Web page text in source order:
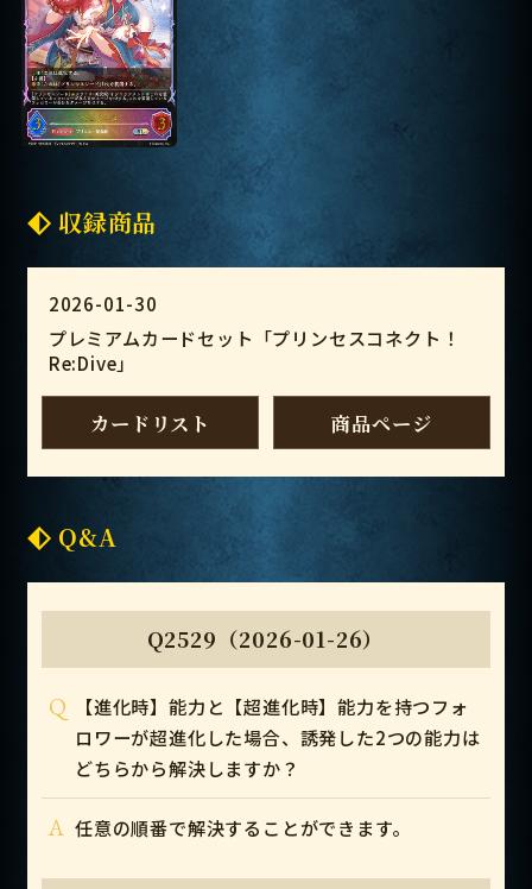
収録商品
2026-01-30
プレミアムカードセット「プリンセスコネクト！
Re:Dive」
カードリスト 商品ページ
Q&A
Q2529（2026-01-26）
Q
【進化時】能力と【超進化時】能力を持つフォ
ロワーが超進化した場合、誘発した2つの能力は
どちらから解決しますか？
A 任意の順番で解決することができます。